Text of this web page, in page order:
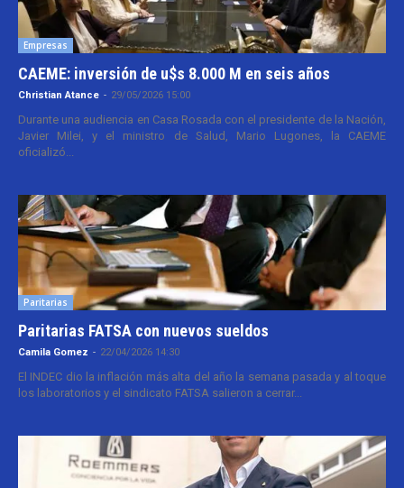
Empresas
CAEME: inversión de u$s 8.000 M en seis años
Christian Atance - 29/05/2026 15:00
Durante una audiencia en Casa Rosada con el presidente de la Nación,
Javier Milei, y el ministro de Salud, Mario Lugones, la CAEME
oficializó...
Paritarias
Paritarias FATSA con nuevos sueldos
Camila Gomez - 22/04/2026 14:30
El INDEC dio la inflación más alta del año la semana pasada y al toque
los laboratorios y el sindicato FATSA salieron a cerrar...